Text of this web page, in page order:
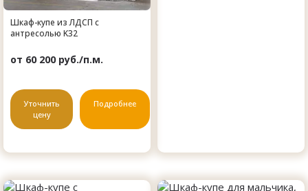
Шкаф-купе из ЛДСП с
антресолью K32
от 60 200 руб./п.м.
Уточнить
цену
Подробнее